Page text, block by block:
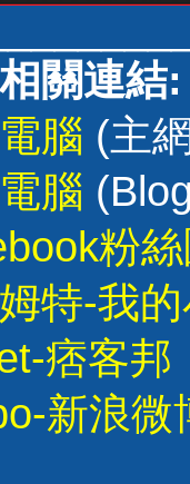
關連結:
腦 (主
腦
粉
特-我
痞客邦
新浪微